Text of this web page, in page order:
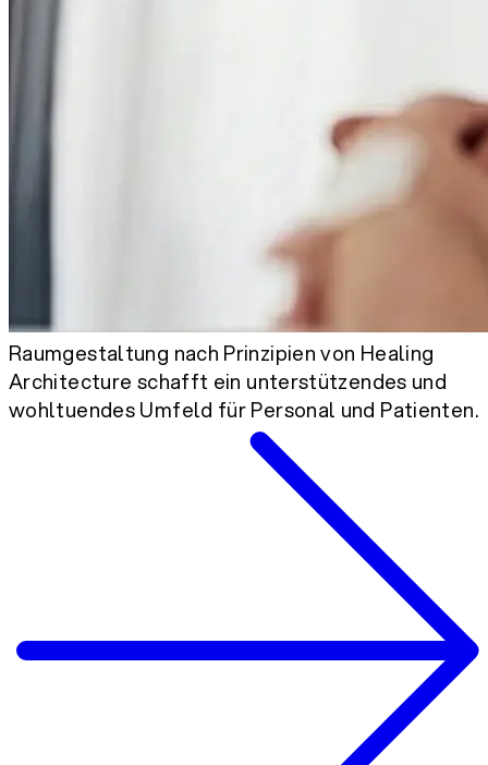
Raumgestaltung nach Prinzipien von Healing
Architecture schafft ein unterstützendes und
wohltuendes Umfeld für Personal und Patienten.